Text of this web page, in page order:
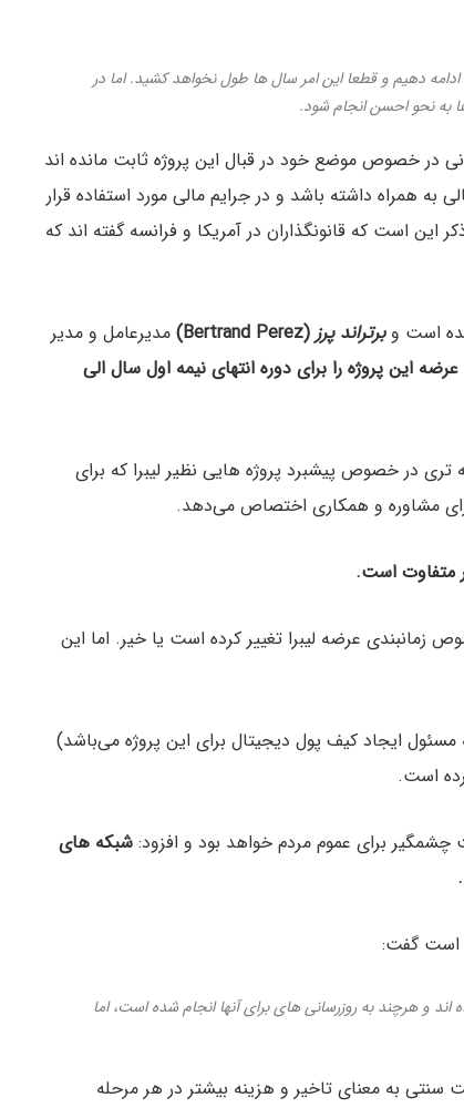
دهیم و قطعا این امر سال ها طول نخواهد کشید. اما در
به نحو احسن انجام شود.
در خصوص موضع خود در قبال این پروژه ثابت مانده اند
به همراه داشته باشد و در جرایم مالی مورد استفاده قرار
این است که قانونگذاران در آمریکا و فرانسه گفته اند که
برتراند پرز (Bertrand Perez)
مدیرعامل و مدیر
عرضه این پروژه را برای دوره انتهای نیمه اول سال الی
در خصوص پیشبرد پروژه هایی نظیر لیبرا که برای
مشاوره و همکاری اختصاص می‌دهد.
زمانبندی عرضه لیبرا تغییر کرده است یا خیر. اما این
مسئول ایجاد کیف پول دیجیتال برای این پروژه می‌باشد)
است.
برای عموم مردم خواهد بود و افزود: شبکه های
است گفت:
ها در دهه های ۱۹۶۰ و ۷۰ ایجاد شده اند و هرچند به روزرسانی های برای آنها انجام شده است، اما
به معنای تاخیر و هزینه بیشتر در هر مرحله